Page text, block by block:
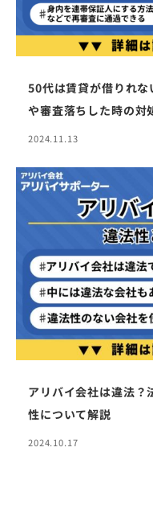
50代は賃貸が借りれ
や審査落ちした時の対
2024.11.13
アリバイ会社は違法？
性について解説
2024.10.17